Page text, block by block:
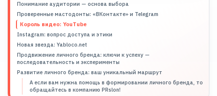
Понимание аудитории — основа выбора
Проверенные мастодонты: «ВКонтакте» и Telegram
Король видео: YouTube
Instagram: вопрос доступа и этики
Новая звезда: Yabloco.net
Продвижение личного бренда: ключи к успеху —
последовательность и эксперименты
Развитие личного бренда: ваш уникальный маршрут
А если вам нужна помощь в формировании личного бренда, то
обращайтесь в компанию PRslon!